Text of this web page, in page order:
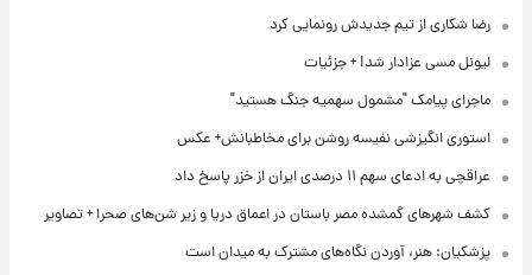
رضا شکاری از تیم جدیدش رونمایی کرد
لیونل مسی عزادار شد! + جزئیات
ماجرای پیامک "مشمول سهمیه جنگ هستید"
استوری انگیزشی نفیسه روشن برای مخاطبانش+ عکس
عراقچی به ادعای سهم ۱۱ درصدی ایران از خزر پاسخ داد
کشف شهرهای گمشده مصر باستان در اعماق دریا و زیر شن‌های صحرا + تصاویر
پزشکیان: هنر، آوردن نگاه‌های مشترک به میدان است